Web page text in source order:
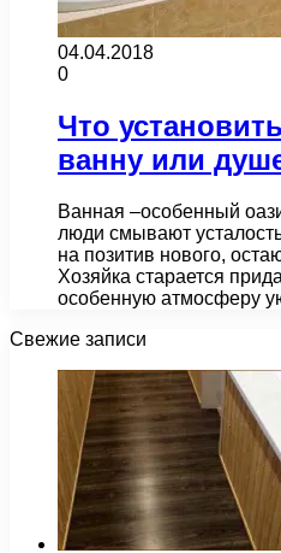
04.04.2018
0
Что
ванну или
Ванная –особенный
люди смывают
на позитив нового,
Хозяйка старается
особенную атмосферу
Свежие записи